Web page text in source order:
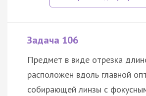
Задача 106
Предмет в виде отрезка
расположен вдоль главной
собирающей линзы с